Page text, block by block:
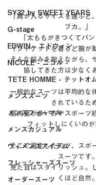
SY32 by SWEET YEARS
G-stage
EDWIN - エドウィン -
NICOLE - ニコル -
TETE HOMME - テットオ
メンズスーツ
メンズフォーマル
メンズカジュアル
ウィメンズアイテム
フレッシャーズスーツ
オーダースーツ
「肩が入るサイズを選ぶと
ブカ。」
「太ももがきつくてパン
「ジャケットを着ると腕が
そんな悩みを抱えながら、
協してきた方は少なく
一般的なスーツは平均的な
されているた
筋肉量が多い方やスポーツ
フィットしにくいのが
そこで誕生したのが、
スポ
スーツ です。
見た目はスタイリッシュ。
くほど自然。